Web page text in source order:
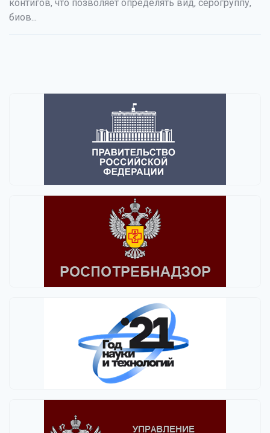
контигов, что позволяет определять вид, серогруппу,
биов...